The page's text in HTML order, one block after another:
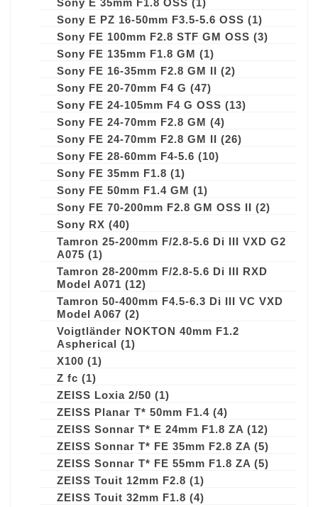
Sony E PZ 16-50mm F3.5-5.6 OSS (1)
Sony FE 100mm F2.8 STF GM OSS (3)
Sony FE 135mm F1.8 GM (1)
Sony FE 16-35mm F2.8 GM II (2)
Sony FE 20-70mm F4 G (47)
Sony FE 24-105mm F4 G OSS (13)
Sony FE 24-70mm F2.8 GM (4)
Sony FE 24-70mm F2.8 GM II (26)
Sony FE 28-60mm F4-5.6 (10)
Sony FE 35mm F1.8 (1)
Sony FE 50mm F1.4 GM (1)
Sony FE 70-200mm F2.8 GM OSS II (2)
Sony RX (40)
Tamron 25-200mm F/2.8-5.6 Di III VXD G2
A075 (1)
Tamron 28-200mm F/2.8-5.6 Di III RXD
Model A071 (12)
Tamron 50-400mm F4.5-6.3 Di III VC VXD
Model A067 (2)
Voigtländer NOKTON 40mm F1.2
Aspherical (1)
X100 (1)
Z fc (1)
ZEISS Loxia 2/50 (1)
ZEISS Planar T* 50mm F1.4 (4)
ZEISS Sonnar T* E 24mm F1.8 ZA (12)
ZEISS Sonnar T* FE 35mm F2.8 ZA (5)
ZEISS Sonnar T* FE 55mm F1.8 ZA (5)
ZEISS Touit 12mm F2.8 (1)
ZEISS Touit 32mm F1.8 (4)